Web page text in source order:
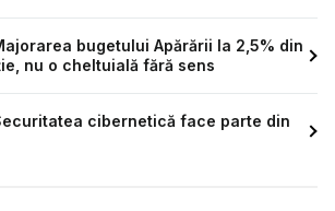
bugetului Apărării la 2,5% din
nu o cheltuială fără sens
cibernetică face parte din